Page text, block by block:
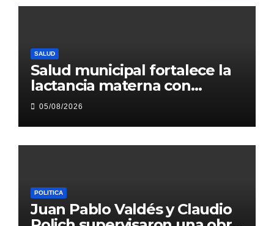
SALUD
Salud municipal fortalece la
lactancia materna con
acciones de promoción
05/08/2026
POLITICA
Juan Pablo Valdés y Claudio